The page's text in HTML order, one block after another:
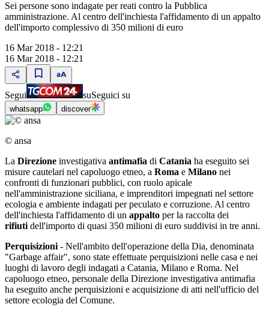
Sei persone sono indagate per reati contro la Pubblica
amministrazione. Al centro dell'inchiesta l'affidamento di un appalto
dell'importo complessivo di 350 milioni di euro
16 Mar 2018 - 12:21
16 Mar 2018 - 12:21
Segui suSeguici su
whatsapp discover
© ansa
La Direzione investigativa antimafia di Catania ha eseguito sei
misure cautelari nel capoluogo etneo, a Roma e Milano nei
confronti di funzionari pubblici, con ruolo apicale
nell'amministrazione siciliana, e imprenditori impegnati nel settore
ecologia e ambiente indagati per peculato e corruzione. Al centro
dell'inchiesta l'affidamento di un appalto per la raccolta dei
rifiuti dell'importo di quasi 350 milioni di euro suddivisi in tre anni.
Perquisizioni - Nell'ambito dell'operazione della Dia, denominata
"Garbage affair", sono state effettuate perquisizioni nelle casa e nei
luoghi di lavoro degli indagati a Catania, Milano e Roma. Nel
capoluogo etneo, personale della Direzione investigativa antimafia
ha eseguito anche perquisizioni e acquisizione di atti nell'ufficio del
settore ecologia del Comune.